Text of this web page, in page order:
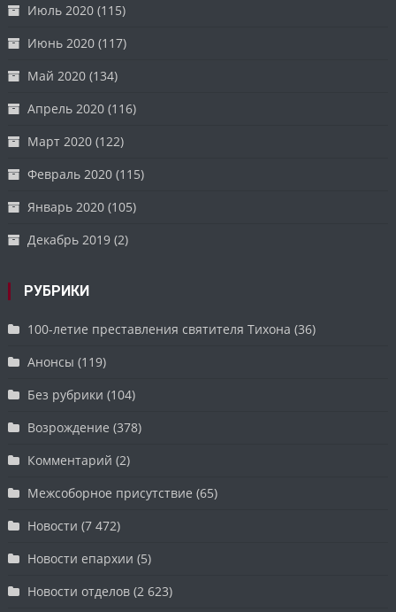
Июль 2020 (115)
Июнь 2020 (117)
Май 2020 (134)
Апрель 2020 (116)
Март 2020 (122)
Февраль 2020 (115)
Январь 2020 (105)
Декабрь 2019 (2)
РУБРИКИ
100-летие преставления святителя Тихона (36)
Анонсы (119)
Без рубрики (104)
Возрождение (378)
Комментарий (2)
Межсоборное присутствие (65)
Новости (7 472)
Новости епархии (5)
Новости отделов (2 623)